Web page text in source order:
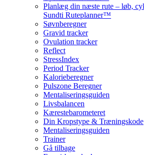
Planlæg din næste rute – løb,
Sundti Ruteplanner™
Søvnberegner
Gravid tracker
Ovulation tracker
Reflect
StressIndex
Period Tracker
Kalorieberegner
Pulszone Beregner
Mentaliseringsguiden
Livsbalancen
Kærestebarometeret
Din Kropstype & Træningskode
Mentaliseringsguiden
Trainer
Gå tilbage